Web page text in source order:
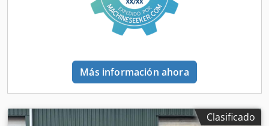
Más información ahora
Clasificado